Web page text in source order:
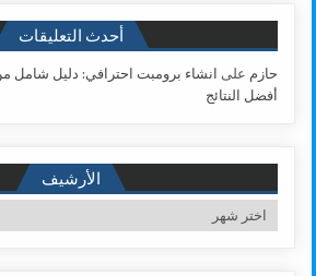
أحدث التعليقات
حازم على انشاء برومبت احترافي: دليل شامل
أفضل النتائج
الأرشيف
الأرشيف